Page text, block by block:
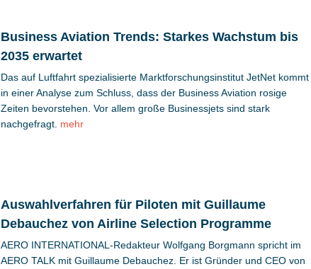
Business Aviation Trends: Starkes Wachstum bis
2035 erwartet
Das auf Luftfahrt spezialisierte Marktforschungsinstitut JetNet kommt
in einer Analyse zum Schluss, dass der Business Aviation rosige
Zeiten bevorstehen. Vor allem große Businessjets sind stark
nachgefragt. mehr
Auswahlverfahren für Piloten mit Guillaume
Debauchez von Airline Selection Programme
AERO INTERNATIONAL-Redakteur Wolfgang Borgmann spricht im
AERO TALK mit Guillaume Debauchez. Er ist Gründer und CEO von